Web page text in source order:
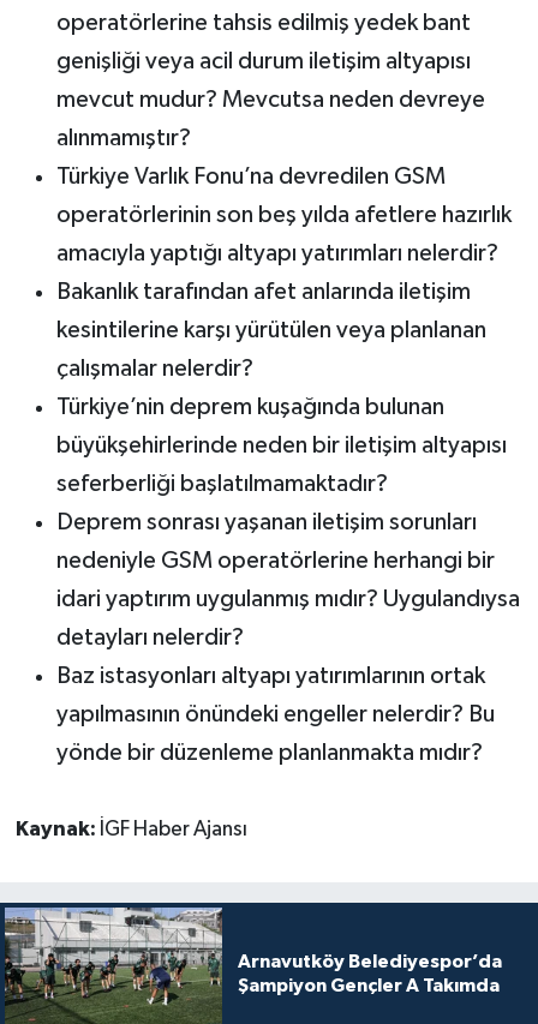
operatörlerine tahsis edilmiş yedek bant
genişliği veya acil durum iletişim altyapısı
mevcut mudur? Mevcutsa neden devreye
alınmamıştır?
Türkiye Varlık Fonu’na devredilen GSM
operatörlerinin son beş yılda afetlere hazırlık
amacıyla yaptığı altyapı yatırımları nelerdir?
Bakanlık tarafından afet anlarında iletişim
kesintilerine karşı yürütülen veya planlanan
çalışmalar nelerdir?
Türkiye’nin deprem kuşağında bulunan
büyükşehirlerinde neden bir iletişim altyapısı
seferberliği başlatılmamaktadır?
Deprem sonrası yaşanan iletişim sorunları
nedeniyle GSM operatörlerine herhangi bir
idari yaptırım uygulanmış mıdır? Uygulandıysa
detayları nelerdir?
Baz istasyonları altyapı yatırımlarının ortak
yapılmasının önündeki engeller nelerdir? Bu
yönde bir düzenleme planlanmakta mıdır?
Kaynak: İGF Haber Ajansı
Arnavutköy Belediyespor’da
Şampiyon Gençler A Takımda